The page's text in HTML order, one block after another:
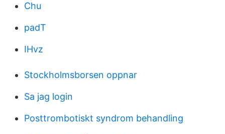
Chu
padT
IHvz
Stockholmsborsen oppnar
Sa jag login
Posttrombotiskt syndrom behandling